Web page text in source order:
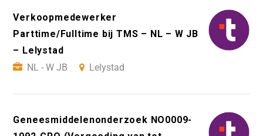
Verkoopmedewerker
Parttime/Fulltime bij TMS – NL – W JB
– Lelystad
NL - W JB
Lelystad
Geneesmiddelenonderzoek NO0009-